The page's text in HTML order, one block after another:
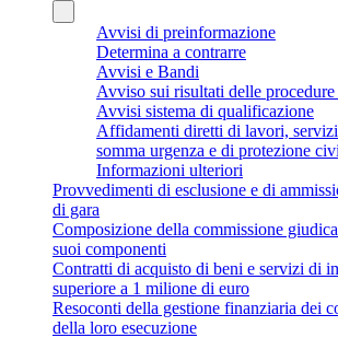
Avvisi di preinformazione
Determina a contrarre
Avvisi e Bandi
Avviso sui risultati delle
Avvisi sistema di qualificazione
Affidamenti diretti di lavori,
somma urgenza e di protezione
Informazioni ulteriori
Provvedimenti di esclusione e di
di gara
Composizione della commissione
suoi componenti
Contratti di acquisto di beni e servizi di
superiore a 1 milione di euro
Resoconti della gestione finanziaria dei
della loro esecuzione